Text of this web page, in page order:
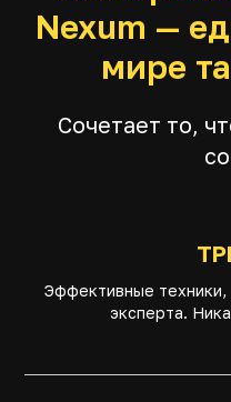
Nexum —
мире
Сочетает то,
Эффективные техники,
эксперта.